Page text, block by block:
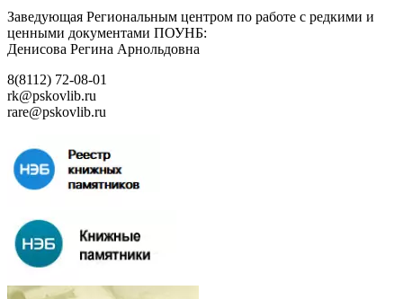
Заведующая Региональным центром по работе с редкими и
ценными документами ПОУНБ:
Денисова Регина Арнольдовна
8(8112) 72-08-01
rk@pskovlib.ru
rare@pskovlib.ru